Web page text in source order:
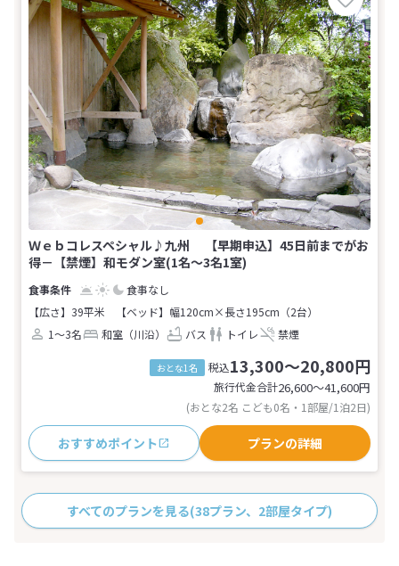
Ｗｅｂコレスペシャル♪九州 【早期申込】45日前までがお
得－【禁煙】和モダン室(1名～3名1室)
食事なし
【広さ】39平米
【ベッド】幅120cm×長さ195cm（2台）
1～3名
和室（川沿） バス トイレ 禁煙
おとな1名 税込13,300～20,800円
旅行代金合計26,600〜41,600円
(おとな2名 こども0名・1部屋/1泊2日)
おすすめポイント プランの詳細
すべてのプランを見る(38プラン、2部屋タイプ)